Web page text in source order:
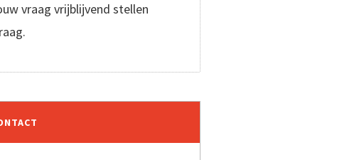
vraag vrijblijvend stellen